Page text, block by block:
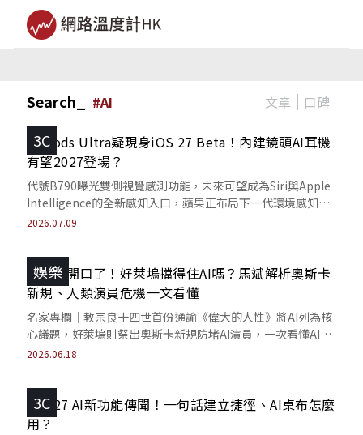
Search_ #AI 文章 口碑
3C
AirPods Ultra疑現身iOS 27 Beta！內建鏡頭AI耳機
有望2027登場？
代號B790曝光雙側視覺感測功能，未來可望成為Siri與Apple
Intelligence的全新感知入口，蘋果正布局下一代環境感知AI
生態系。
2026.07.09
娛樂
教宗都開口了！好萊塢擋得住AI嗎？馬斌解析奧斯卡
新規、人類演員危機一文看懂
名家專欄｜教宗良十四世首份通諭《偉大的人性》將AI列為核
心議題，好萊塢則祭出奧斯卡新規防堵AI演員，一次看懂AI如
何改變影視產業與人類未來。
2026.06.18
3C
iOS 27 AI新功能傳聞！一句話建立捷徑、AI桌布怎麼
用？